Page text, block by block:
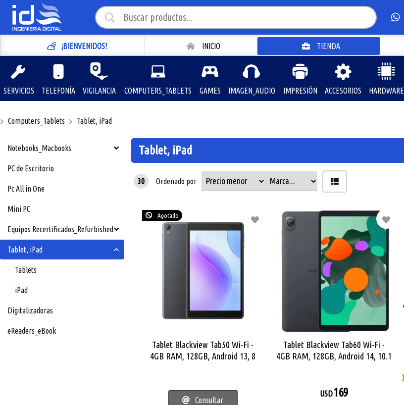
¡BIENVENIDOS! INICIO TIENDA
SERVICIOS TELEFONÍA VIGILANCIA COMPUTERS_TABLETS GAMES IMAGEN_AUDIO IMPRESIÓN ACCESORIOS HARDWARE
Computers_Tablets Tablet, iPad
Notebooks_Macbooks
PC de Escritorio
Pc All in One
Mini PC
Equipos Recertificados_Refurbished
Tablet, iPad
Tablets
iPad
Digitalizadoras
eReaders_eBook
Tablet, iPad
30 Ordenado por
Agotado
Tablet Blackview Tab50 Wi-Fi -
4GB RAM, 128GB, Android 13, 8
Consultar
Tablet Blackview Tab60 Wi-Fi -
4GB RAM, 128GB, Android 14, 10.1
USD169